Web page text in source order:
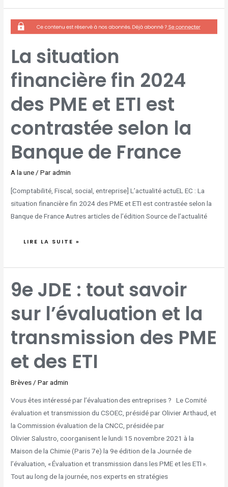
La situation
financière fin 2024
des PME et ETI est
contrastée selon la
Banque de France
A la une / Paradmin
[Comptabilité, Fiscal, social, entreprise] L’actualité actuEL EC : La
situation financière fin 2024 des PME et ETI est contrastée selon la
Banque de France Autres articles de l’édition Source de l’actualité
LA
SITUATION
FINANCIÈRE
FIN
PME
ET
ETI
CONTRASTÉE
SELON
LA
BANQUE
FRANCE
LIRE LA SUITE »
9e JDE : tout savoir
sur l’évaluation et la
transmission des PME
et des ETI
Brèves / Paradmin
Vous êtes intéressé par l’évaluation des entreprises ? Le Comité
évaluation et transmission du CSOEC, présidé par Olivier Arthaud, et
la Commission évaluation de la CNCC, présidée par
Olivier Salustro, coorganisent le lundi 15 novembre 2021 à la
Maison de la Chimie (Paris 7e) la 9e édition de la Journée de
l’évaluation, « Évaluation et transmission dans les PME et les ETI ».
Tout au long de la journée, nos experts en stratégies
JDE
:
TOUT
L’ÉVALUATION
ET
LA
PME
ET
DES